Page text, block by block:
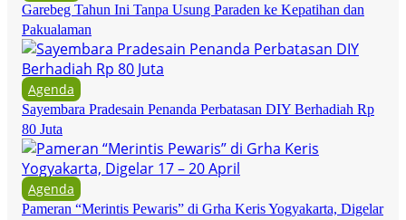
Garebeg Tahun Ini Tanpa Usung Paraden ke Kepatihan dan
Pakualaman
Agenda
Sayembara Pradesain Penanda Perbatasan DIY Berhadiah Rp
80 Juta
Agenda
Pameran “Merintis Pewaris” di Grha Keris Yogyakarta, Digelar